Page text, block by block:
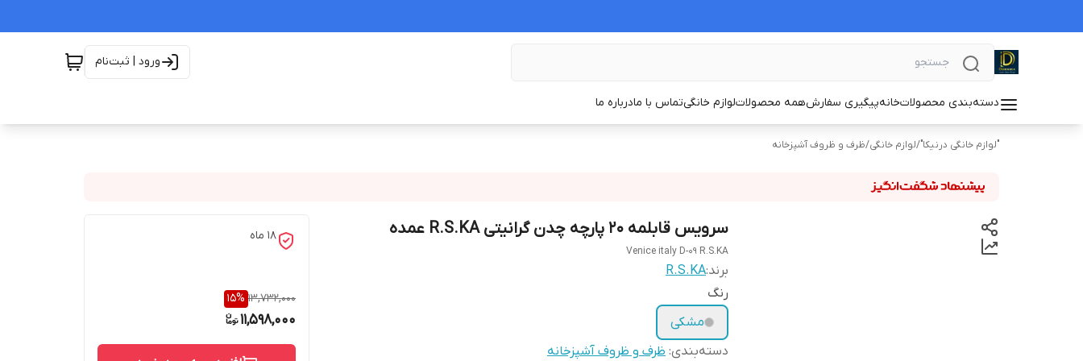
ورود | ثبت‌نام
دسته‌بندی محصولاتخانهپیگیری سفارشهمه محصولاتلوازم خانگیتماس با مادرباره ما
"لوازم خانگی درنیکا"/لوازم خانگی/ظرف و ظروف آشپزخانه
سرویس قابلمه ۲۰ پارچه چدن گرانیتی R.S.KA عمده
Venice italy D-09 R.S.KA
برند:R.S.KA
رنگ
مشکی
دسته‌بندی: ظرف و ظروف آشپزخانه
۱۸ ماه
13,732,000
15%
11,598,000